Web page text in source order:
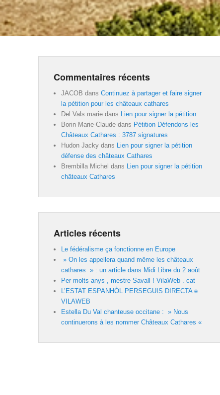
Commentaires récents
JACOB dans Continuez à partager et faire signer
la pétition pour les châteaux cathares
Del Vals marie dans
Lien pour signer la pétition
Borin Marie-Claude dans Pétition Défendons les
Châteaux Cathares : 3787 signatures
Hudon Jacky dans
Lien pour signer la pétition
défense des châteaux Cathares
Brembilla Michel dans
Lien pour signer la pétition
châteaux Cathares
Articles récents
Le fédéralisme ça fonctionne en Europe
» On les appellera quand même les châteaux
cathares » : un article dans Midi Libre du 2 août
Per molts anys , mestre Savall ! VilaWeb . cat
L’ESTAT ESPANHÒL PERSEGUIS DIRECTA e
VILAWEB
Estella Du Val chanteuse occitane : » Nous
continuerons à les nommer Châteaux Cathares «